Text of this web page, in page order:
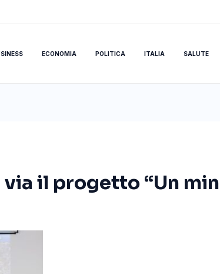
ECONOMIA POLITICA ITALIA SALUTE
via il progetto “Un